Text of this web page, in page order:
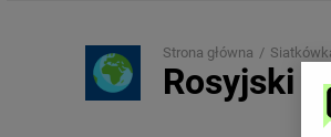
Strona główna
Rosyjski